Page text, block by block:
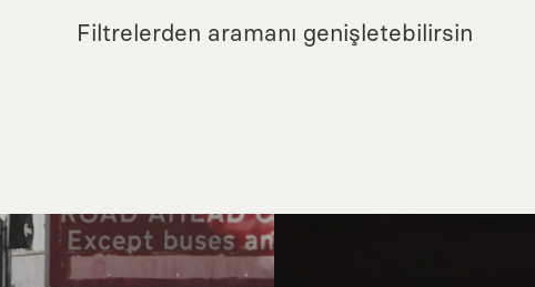
Filtrelerden aramanı genişletebilirsin